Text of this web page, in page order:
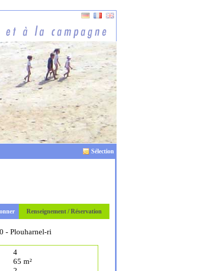
Sélection
Renseignement / Réservation
- Plouharnel-ri
4
65 m²